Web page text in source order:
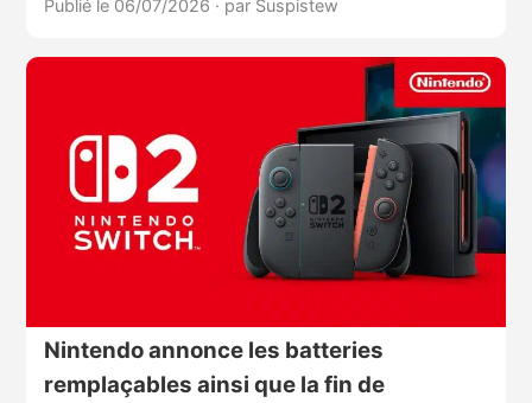
Publié le 06/07/2026 · par Suspistew
Nintendo annonce les batteries
remplaçables ainsi que la fin de